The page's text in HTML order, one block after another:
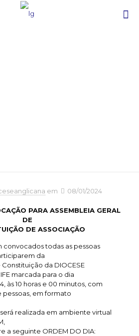
em 08/01/2024
PARA ASSEMBLEIA GERAL
DE
DE ASSOCIAÇÃO
convocados todas as pessoas
da
da DIOCESE
marcada para o dia
às 10 horas e 00 minutos, com
em formato
será realizada em ambiente virtual
a seguinte ORDEM DO DIA: